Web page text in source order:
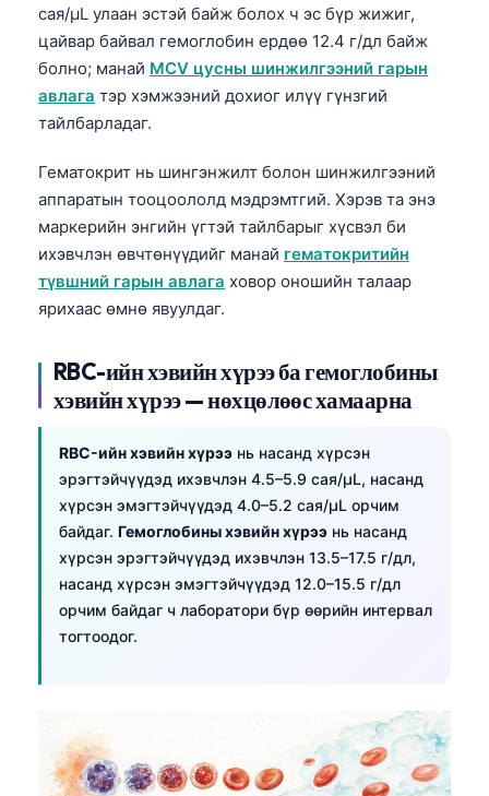
сая/µL улаан эстэй байж болох ч эс бүр жижиг,
цайвар байвал гемоглобин ердөө 12.4 г/дл байж
болно; манай MCV цусны шинжилгээний гарын
авлага тэр хэмжээний дохиог илүү гүнзгий
тайлбарладаг.
Гематокрит нь шингэнжилт болон шинжилгээний
аппаратын тооцоололд мэдрэмтгий. Хэрэв та энэ
маркерийн энгийн үгтэй тайлбарыг хүсвэл би
ихэвчлэн өвчтөнүүдийг манай гематокритийн
түвшний гарын авлага ховор оношийн талаар
ярихаас өмнө явуулдаг.
RBC-ийн хэвийн хүрээ ба гемоглобины
хэвийн хүрээ — нөхцөлөөс хамаарна
RBC-ийн хэвийн хүрээ нь насанд хүрсэн
эрэгтэйчүүдэд ихэвчлэн 4.5–5.9 сая/µL, насанд
хүрсэн эмэгтэйчүүдэд 4.0–5.2 сая/µL орчим
байдаг. Гемоглобины хэвийн хүрээ нь насанд
хүрсэн эрэгтэйчүүдэд ихэвчлэн 13.5–17.5 г/дл,
насанд хүрсэн эмэгтэйчүүдэд 12.0–15.5 г/дл
орчим байдаг ч лаборатори бүр өөрийн интервал
тогтоодог.